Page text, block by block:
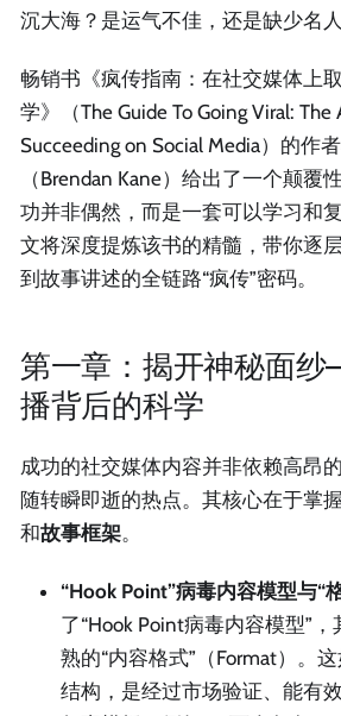
沉大海？是运气不佳，还是缺少名
畅销书《疯传指南：在社交媒体上
学》（The Guide To Going Viral:
Succeeding on Social Media）的作
（Brendan Kane）给出了一个颠覆
功并非偶然，而是一套可以学习和
文将深度提炼该书的精髓，带你逐
到故事讲述的全链路“疯传”密码。
第一章：揭开神秘面
播背后的科学
成功的社交媒体内容并非依赖高昂
随转瞬即逝的热点。其核心在于掌
和故事框架。
“Hook Point”病毒内容模型与“
了“Hook Point病毒内容模型”
熟的“内容格式”（Format）。
结构，是经过市场验证、能有